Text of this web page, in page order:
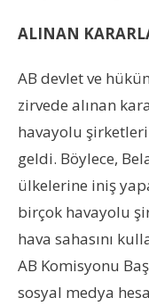
ALINAN
AB devlet ve
zirvede alınan
havayolu
geldi. Böylece,
ülkelerine iniş
birçok havayolu
hava sahasını
AB Komisyonu
sosyal medya